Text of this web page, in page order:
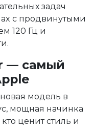
задач
с продвинутыми
120 Гц и
— самый
модель в
мощная начинка
ценит стиль и